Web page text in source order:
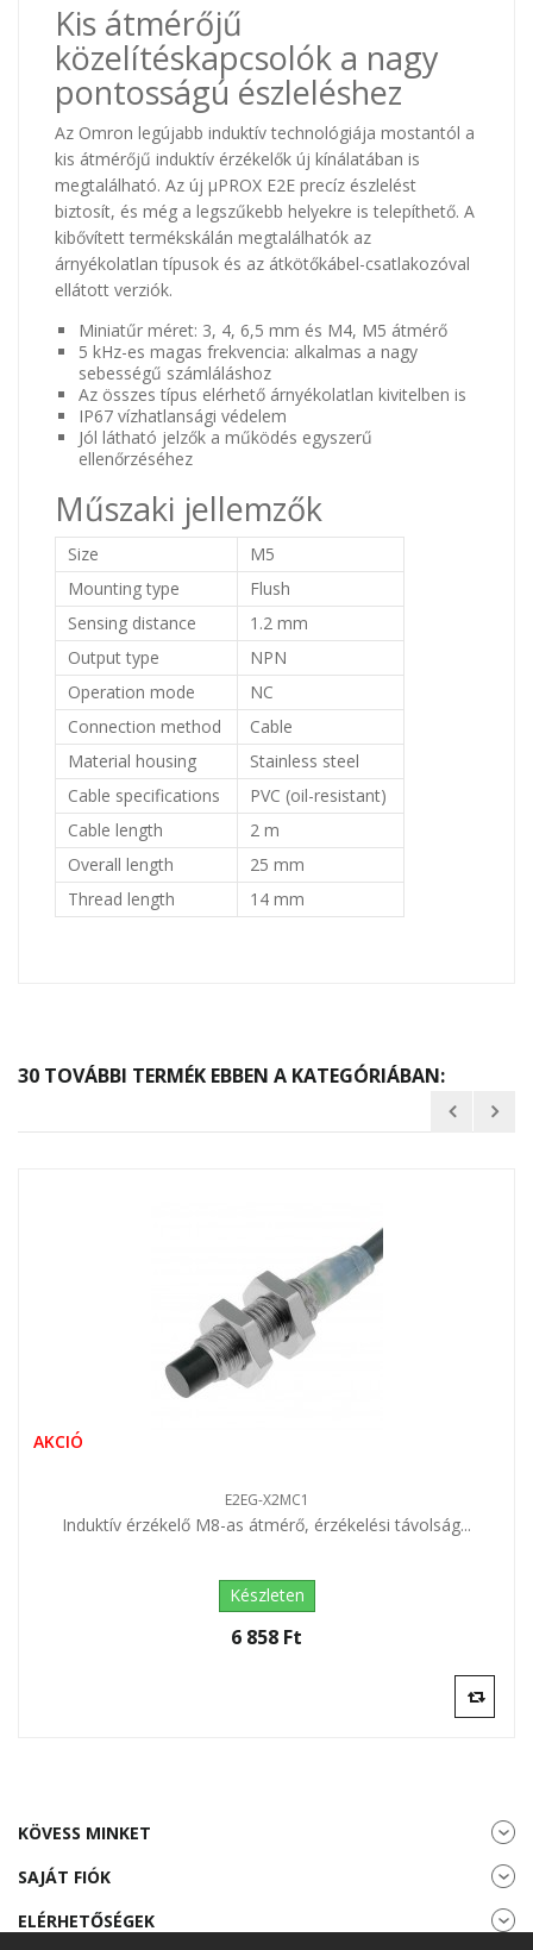
Kis átmérőjű
közelítéskapcsolók a nagy
pontosságú észleléshez
Az Omron legújabb induktív technológiája mostantól a
kis átmérőjű induktív érzékelők új kínálatában is
megtalálható. Az új µPROX E2E precíz észlelést
biztosít, és még a legszűkebb helyekre is telepíthető. A
kibővített termékskálán megtalálhatók az
árnyékolatlan típusok és az átkötőkábel-csatlakozóval
ellátott verziók.
Miniatűr méret: 3, 4, 6,5 mm és M4, M5 átmérő
5 kHz-es magas frekvencia: alkalmas a nagy
sebességű számláláshoz
Az összes típus elérhető árnyékolatlan kivitelben is
IP67 vízhatlansági védelem
Jól látható jelzők a működés egyszerű
ellenőrzéséhez
Műszaki jellemzők
Size
M5
Mounting type
Flush
Sensing distance
1.2 mm
Output type
NPN
Operation mode
NC
Connection method
Cable
Material housing
Stainless steel
Cable specifications
PVC (oil-resistant)
Cable length
2 m
Overall length
25 mm
Thread length
14 mm
30 TOVÁBBI TERMÉK EBBEN A KATEGÓRIÁBAN:
AKCIÓ
E2EG-X2MC1
Induktív érzékelő M8-as átmérő, érzékelési távolság...
Készleten
6 858 Ft‎
KÖVESS MINKET
SAJÁT FIÓK
ELÉRHETŐSÉGEK